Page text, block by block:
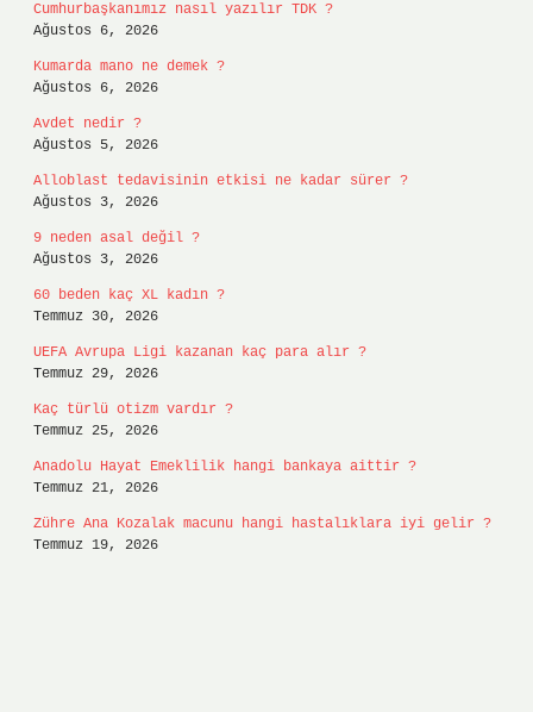
Cumhurbaşkanımız nasıl yazılır TDK ?
Ağustos 6, 2026
Kumarda mano ne demek ?
Ağustos 6, 2026
Avdet nedir ?
Ağustos 5, 2026
Alloblast tedavisinin etkisi ne kadar sürer ?
Ağustos 3, 2026
9 neden asal değil ?
Ağustos 3, 2026
60 beden kaç XL kadın ?
Temmuz 30, 2026
UEFA Avrupa Ligi kazanan kaç para alır ?
Temmuz 29, 2026
Kaç türlü otizm vardır ?
Temmuz 25, 2026
Anadolu Hayat Emeklilik hangi bankaya aittir ?
Temmuz 21, 2026
Zühre Ana Kozalak macunu hangi hastalıklara iyi gelir ?
Temmuz 19, 2026